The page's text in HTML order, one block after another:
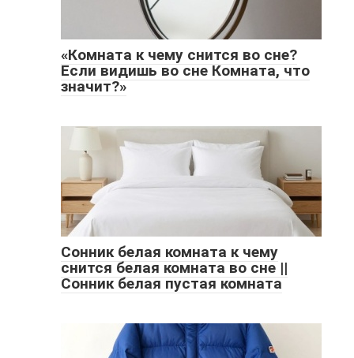
«Комната к чему снится во сне?
Если видишь во сне Комната, что
значит?»
Сонник белая комната к чему
снится белая комната во сне ||
Сонник белая пустая комната